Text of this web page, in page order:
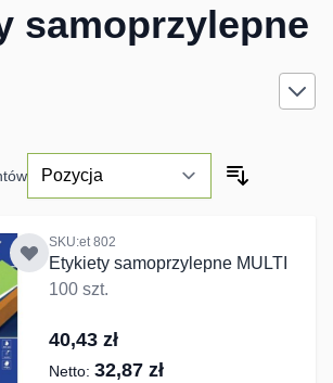
samoprzylepne
SKU:et 802
Etykiety samoprzylepne MULTI
100 szt.
40,43 zł
32,87 zł